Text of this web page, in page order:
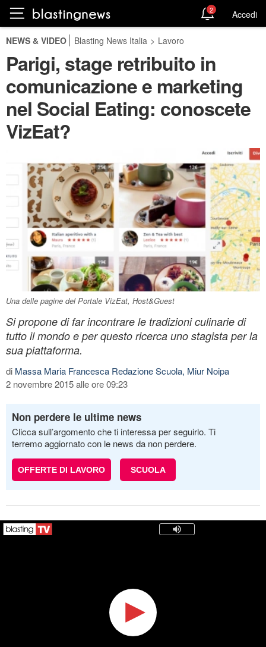
2 Accedi
NEWS & VIDEO Blasting News Italia > Lavoro
Parigi, stage retribuito in
comunicazione e marketing
nel Social Eating: conoscete
VizEat?
Una delle pagine del Portale VizEat, Host&Guest
Si propone di far incontrare le tradizioni culinarie di
tutto il mondo e per questo ricerca uno stagista per la
sua piattaforma.
di Massa Maria Francesca Redazione Scuola, Miur Noipa
2 novembre 2015 alle ore 09:23
Non perdere le ultime news
Clicca sull’argomento che ti interessa per seguirlo. Ti
terremo aggiornato con le news da non perdere.
OFFERTE DI LAVORO SCUOLA